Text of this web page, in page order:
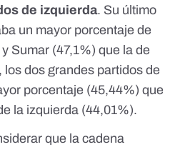
de izquierda. Su último
un mayor porcentaje de
Sumar (47,1%) que la de
los dos grandes partidos de
porcentaje (45,44%) que
la izquierda (44,01%).
que la cadena